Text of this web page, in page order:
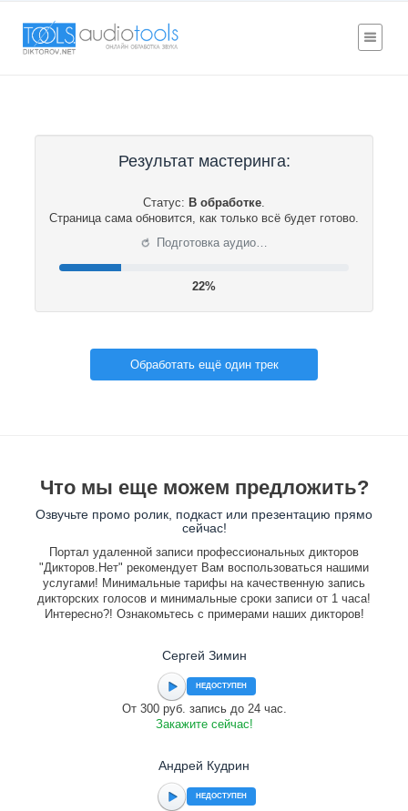
Результат мастеринга:
Статус: В обработке.
Страница сама обновится, как только всё будет готово.
⟳ Подготовка аудио…
22%
Обработать ещё один трек
Что мы еще можем предложить?
Озвучьте промо ролик, подкаст или презентацию прямо
сейчас!
Портал удаленной записи профессиональных дикторов
"Дикторов.Нет" рекомендует Вам воспользоваться нашими
услугами! Минимальные тарифы на качественную запись
дикторских голосов и минимальные сроки записи от 1 часа!
Интересно?! Ознакомьтесь с примерами наших дикторов!
Сергей Зимин
НЕДОСТУПЕН
От 300 руб. запись до 24 час.
Закажите сейчас!
Андрей Кудрин
НЕДОСТУПЕН